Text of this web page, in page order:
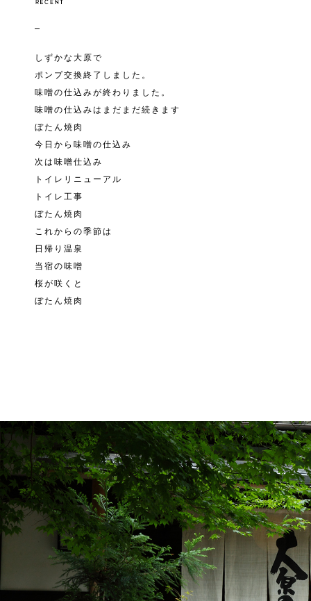
しずかな大原で
ポンプ交換終了しました。
味噌の仕込みが終わりました。
味噌の仕込みはまだまだ続きます
ぼたん焼肉
今日から味噌の仕込み
次は味噌仕込み
トイレリニューアル
トイレ工事
ぼたん焼肉
これからの季節は
日帰り温泉
当宿の味噌
桜が咲くと
ぼたん焼肉